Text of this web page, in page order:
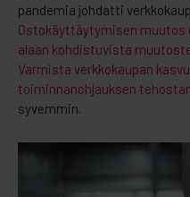
pandemia johdatti
Ostokäyttäytymisen muutos
alaan kohdistuvista
Varmista verkkokaupan
toiminnanohjauksen
syvemmin.